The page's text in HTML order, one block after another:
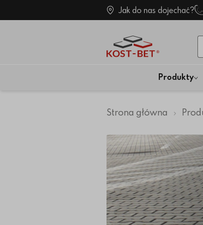
Jak do nas dojechać?
Produkty
Strona główna